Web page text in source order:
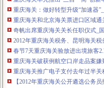
重庆海关：做好转型升级“加速器”_
重庆海关和北京海关票进口区域通
奇帆出席重庆海关关长任职仪式_国
2012年重庆海关税务、昆明海关税
春节7天重庆海关验放进出境旅客
重庆海关破获例航空口岸走品案嫌
重庆海关推广电子支付去年过半关
【2012年重庆海关公开遴选公务员
2017年重庆海关造价员年审报名中